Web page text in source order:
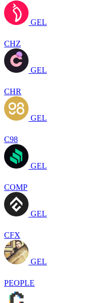
GEL
CHZ
GEL
CHR
GEL
C98
GEL
COMP
GEL
CFX
GEL
PEOPLE